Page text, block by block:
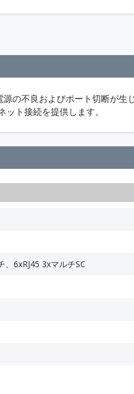
の不良およびポート切断が生
ト接続を提供します。
6xRJ45 3xマルチSC